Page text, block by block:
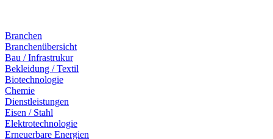
Branchen
Branchenübersicht
Bau / Infrastrukur
Bekleidung / Textil
Biotechnologie
Chemie
Dienstleistungen
Eisen / Stahl
Elektrotechnologie
Erneuerbare Energien